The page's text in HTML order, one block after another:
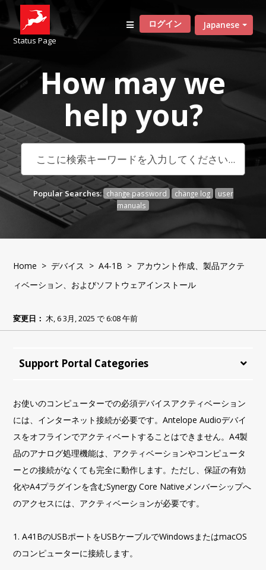
Status Page
Japanese
ログイン
How may we
help you?
Popular Searches: change password change log
user
manuals
Home >デバイス >A4-1B > アカウント作成、製品アクテ
ィベーション、およびソフトウェアインストール
変更日： 木, 6 3月, 2025 で 6:08 午前
Support Portal Categories
お使いのコンピューターでの必須デバイスアクティベーション
には、インターネット接続が必要です。Antelope Audioデバイ
スをオフラインでアクティベートすることはできません。A4製
品のアナログ処理機能は、アクティベーションやコンピュータ
ーとの接続がなくても完全に動作します。ただし、保証の有効
化やA4プラグインを含むSynergy Core Nativeメンバーシップへ
のアクセスには、アクティベーションが必要です。
1. A41BのUSBポートをUSBケーブルでWindowsまたはmacOS
のコンピューターに接続します。